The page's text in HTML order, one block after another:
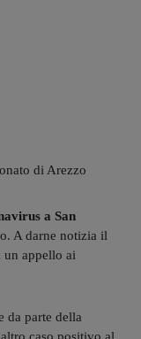
di Arezzo
a San
A darne notizia il
un appello ai
da parte della
caso positivo al